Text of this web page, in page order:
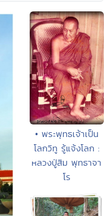
• พระพุทธเจ้าเป็น
โลกวิทู รู้แจ้งโลก :
หลวงปู่สิม พุทธาจา
โร